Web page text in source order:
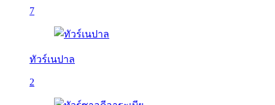
7
ทัวร์เนปาล
2